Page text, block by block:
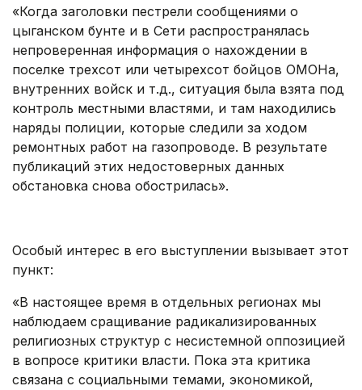
«Когда заголовки пестрели сообщениями о
цыганском бунте и в Сети распространялась
непроверенная информация о нахождении в
поселке трехсот или четырехсот бойцов ОМОНа,
внутренних войск и т.д., ситуация была взята под
контроль местными властями, и там находились
наряды полиции, которые следили за ходом
ремонтных работ на газопроводе. В результате
публикаций этих недостоверных данных
обстановка снова обострилась».
Особый интерес в его выступлении вызывает этот
пункт:
«В настоящее время в отдельных регионах мы
наблюдаем сращивание радикализированных
религиозных структур с несистемной оппозицией
в вопросе критики власти. Пока эта критика
связана с социальными темами, экономикой,